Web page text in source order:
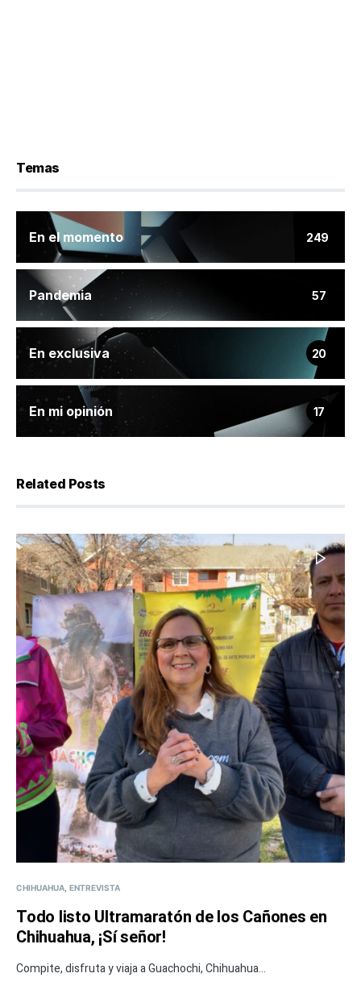
Temas
En el momento 249
Pandemia 57
En exclusiva 20
En mi opinión 17
Related Posts
CHIHUAHUA ENTREVISTA
Todo listo Ultramaratón de los Cañones en
Chihuahua, ¡Sí señor!
Compite, disfruta y viaja a Guachochi, Chihuahua...